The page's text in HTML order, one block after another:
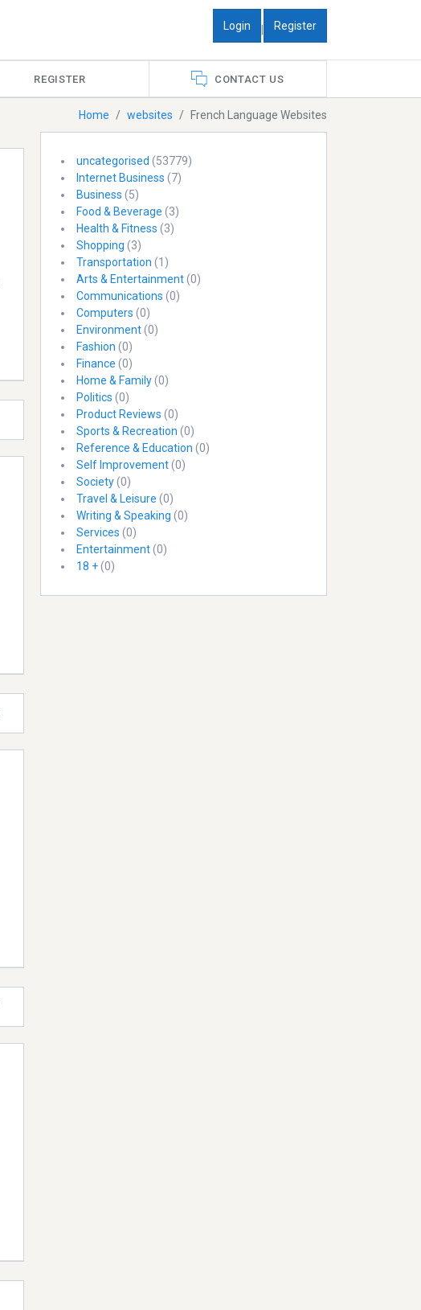
Login | Register
REGISTER CONTACT US
Home websites French Language Websites
uncategorised (53779)
Internet Business (7)
Business (5)
Food & Beverage (3)
Health & Fitness (3)
Shopping (3)
Transportation (1)
Arts & Entertainment(0)
Communications (0)
Computers (0)
Environment(0)
Fashion (0)
Finance (0)
Home & Family(0)
Politics (0)
Product Reviews (0)
Sports & Recreation (0)
Reference & Education (0)
Self Improvement(0)
Society(0)
Travel & Leisure (0)
Writing & Speaking (0)
Services (0)
Entertainment(0)
18 +(0)